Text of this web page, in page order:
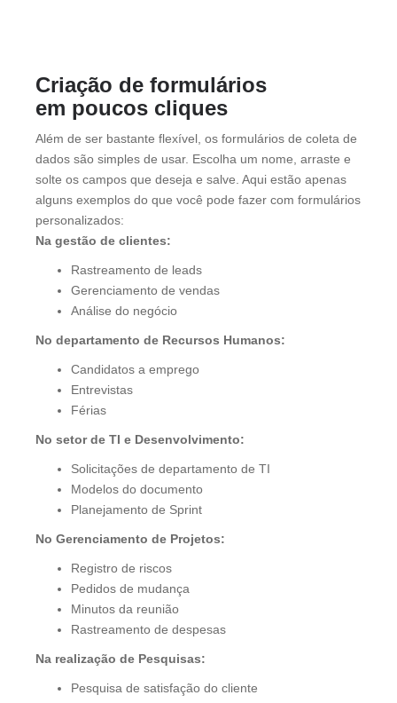
Criação de formulários
em poucos cliques
Além de ser bastante flexível, os formulários de coleta de
dados são simples de usar. Escolha um nome, arraste e
solte os campos que deseja e salve. Aqui estão apenas
alguns exemplos do que você pode fazer com formulários
personalizados:
Na gestão de clientes:
Rastreamento de leads
Gerenciamento de vendas
Análise do negócio
No departamento de Recursos Humanos:
Candidatos a emprego
Entrevistas
Férias
No setor de TI e Desenvolvimento:
Solicitações de departamento de TI
Modelos do documento
Planejamento de Sprint
No Gerenciamento de Projetos:
Registro de riscos
Pedidos de mudança
Minutos da reunião
Rastreamento de despesas
Na realização de Pesquisas:
Pesquisa de satisfação do cliente